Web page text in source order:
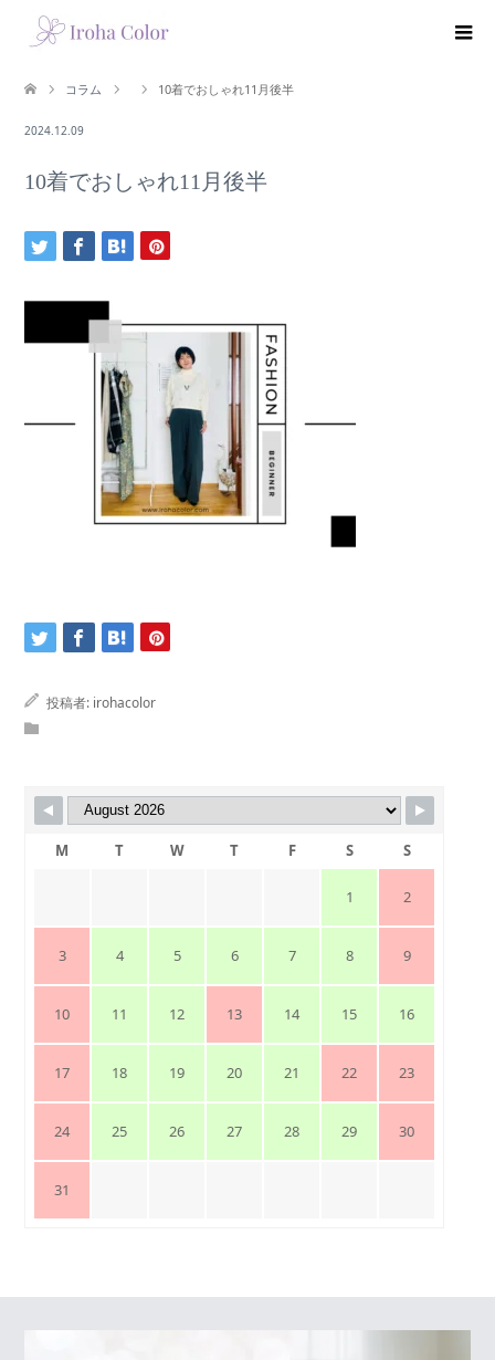
コラム 10着でおしゃれ11月後半
2024.12.09
10着でおしゃれ11月後半
投稿者: irohacolor
M T W T F S S
1 2
3 4 5 6 7 8 9
10 11 12 13 14 15 16
17 18 19 20 21 22 23
24 25 26 27 28 29 30
31